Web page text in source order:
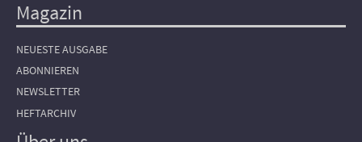
Magazin
NEUESTE AUSGABE
ABONNIEREN
NEWSLETTER
HEFTARCHIV